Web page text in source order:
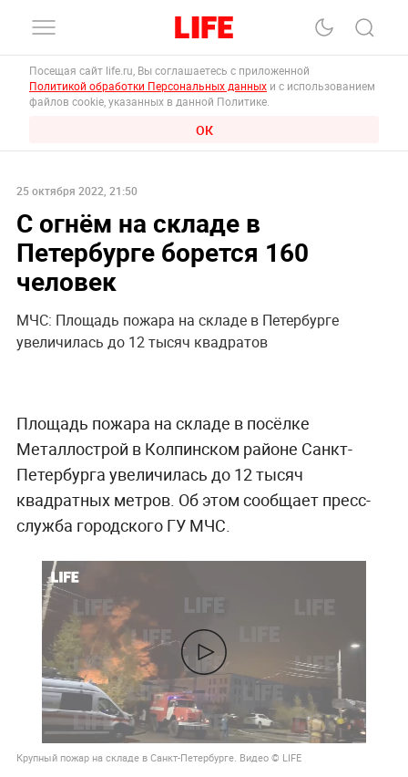
Посещая сайт life.ru, Вы соглашаетесь с приложенной
Политикой обработки Персональных данных и с использованием
файлов cookie, указанных в данной Политике.
ОК
25 октября 2022, 21:50
С огнём на складе в
Петербурге борется 160
человек
МЧС: Площадь пожара на складе в Петербурге
увеличилась до 12 тысяч квадратов
Площадь пожара на складе в посёлке
Металлострой в Колпинском районе Санкт-
Петербурга увеличилась до 12 тысяч
квадратных метров. Об этом сообщает пресс-
служба городского ГУ МЧС.
Крупный пожар на складе в Санкт-Петербурге. Видео © LIFE